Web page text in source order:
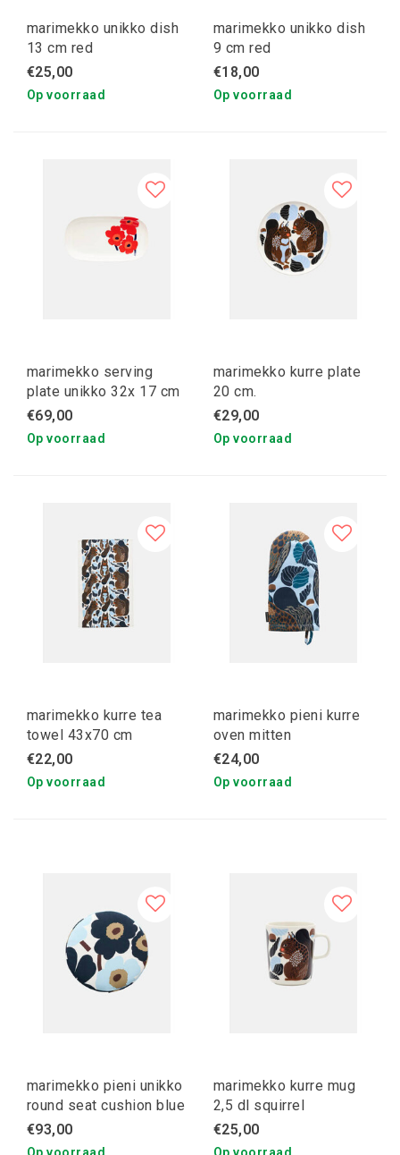
marimekko unikko dish
13 cm red
€25,00
Op voorraad
marimekko unikko dish
9 cm red
€18,00
Op voorraad
marimekko serving
plate unikko 32x 17 cm
€69,00
Op voorraad
marimekko kurre plate
20 cm.
€29,00
Op voorraad
marimekko kurre tea
towel 43x70 cm
€22,00
Op voorraad
marimekko pieni kurre
oven mitten
€24,00
Op voorraad
marimekko pieni unikko
round seat cushion blue
- light blue
€93,00
Op voorraad
marimekko kurre mug
2,5 dl squirrel
€25,00
Op voorraad